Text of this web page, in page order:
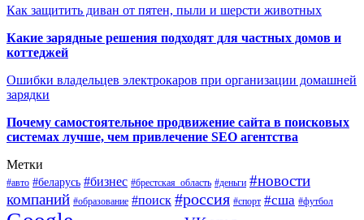
Как защитить диван от пятен, пыли и шерсти животных
Какие зарядные решения подходят для частных домов и
коттеджей
Ошибки владельцев электрокаров при организации домашней
зарядки
Почему самостоятельное продвижение сайта в поисковых
системах лучше, чем привлечение SEO агентства
Метки
#авто #беларусь #бизнес #брестская_область #деньги #новости
компаний #образование #поиск #россия #спорт #сша #футбол